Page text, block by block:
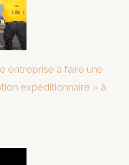
entreprise à faire une
expéditionnaire » à